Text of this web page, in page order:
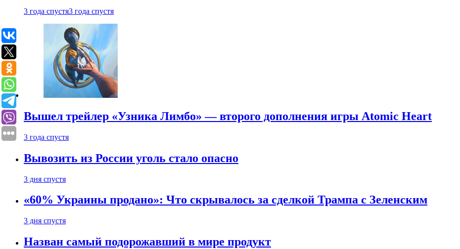
3 года спустя3 года спустя
Вышел трейлер «Узника Лимбо» — второго дополнения игры Atomic Heart
3 года спустя
Вывозить из России уголь стало опасно
3 дня спустя
«60% Украины продано»: Что скрывалось за сделкой Трампа с Зеленским
3 дня спустя
Назван самый подорожавший в мире продукт